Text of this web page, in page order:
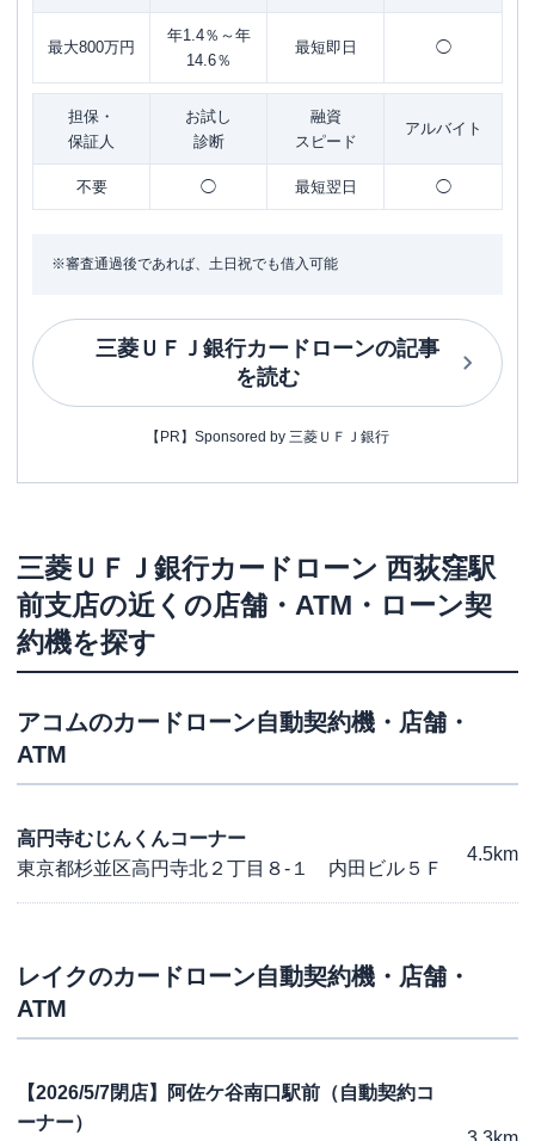
最大800万円
年1.4％～年
14.6％
最短即日 ◯
担保・
保証人
お試し
診断
融資
スピード
アルバイト
不要 ◯ 最短翌日 ◯
※審査通過後であれば、土日祝でも借入可能
三菱ＵＦＪ銀行カードローンの記事
を読む
【PR】Sponsored by 三菱ＵＦＪ銀行
三菱ＵＦＪ銀行カードローン 西荻窪駅
前支店の近くの店舗・ATM・ローン契
約機を探す
アコムのカードローン自動契約機・店舗・
ATM
高円寺むじんくんコーナー
東京都杉並区高円寺北２丁目８-１ 内田ビル５Ｆ
4.5km
レイクのカードローン自動契約機・店舗・
ATM
【2026/5/7閉店】阿佐ケ谷南口駅前（自動契約コ
ーナー）